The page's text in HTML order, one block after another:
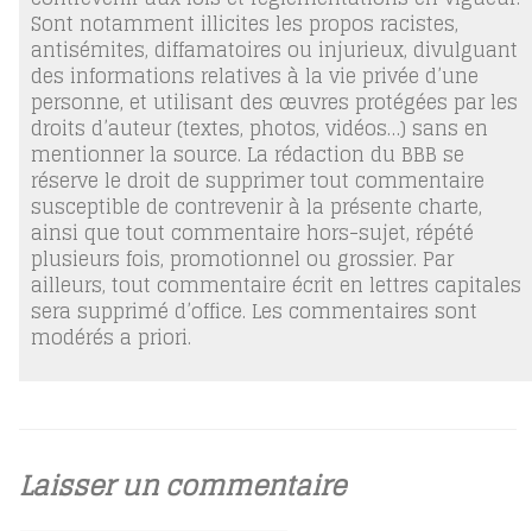
Sont notamment illicites les propos racistes,
antisémites, diffamatoires ou injurieux, divulguant
des informations relatives à la vie privée d’une
personne, et utilisant des œuvres protégées par les
droits d’auteur (textes, photos, vidéos…) sans en
mentionner la source. La rédaction du BBB se
réserve le droit de supprimer tout commentaire
susceptible de contrevenir à la présente charte,
ainsi que tout commentaire hors-sujet, répété
plusieurs fois, promotionnel ou grossier. Par
ailleurs, tout commentaire écrit en lettres capitales
sera supprimé d’office. Les commentaires sont
modérés a priori.
Laisser un commentaire